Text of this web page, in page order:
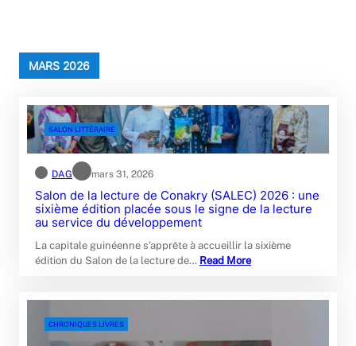
MARS 2026
SALON LITTÉRAIRE
DAG mars 31, 2026
Salon de la lecture de Conakry (SALEC) 2026 : une
sixième édition placée sous le signe de la lecture
au service du développement
La capitale guinéenne s’apprête à accueillir la sixième
édition du Salon de la lecture de… Read More
CHRONIQUES LIVRES